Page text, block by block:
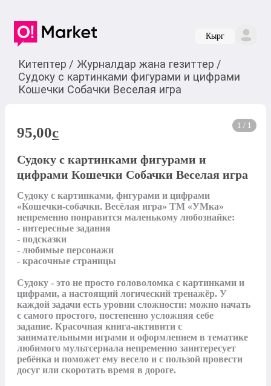
Кырг
Китептер / Журналдар жана гезиттер /
Судоку с картинками фигурами и цифрами
Кошечки Собачки Веселая игра
1 / 1
95,00c
Судоку с картинками фигурами и
цифрами Кошечки Собачки Веселая игра
Судоку с картинками, фигурами и цифрами
«Кошечки-собачки. Весёлая игра» ТМ «УМка»
непременно понравится маленькому любознайке:
- интересные задания
- подсказки
- любимые персонажи
- красочные страницы
Судоку - это не просто головоломка с картинками и
цифрами, а настоящий логический тренажёр. У
каждой задачи есть уровни сложности: можно начать
с самого простого, постепенно усложняя себе
задание. Красочная книга-активити с
занимательными играми и оформлением в тематике
любимого мультсериала непременно заинтересует
ребёнка и поможет ему весело и с пользой провести
досуг или скоротать время в дороге.